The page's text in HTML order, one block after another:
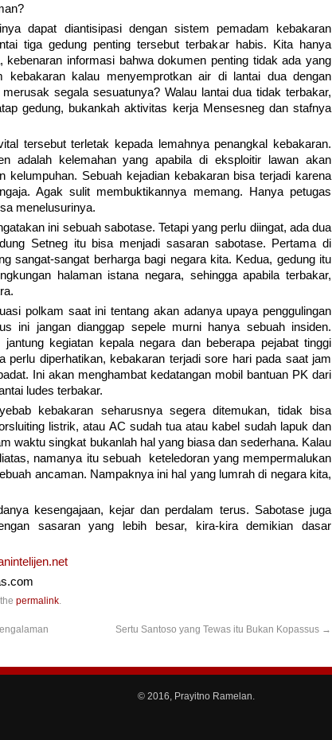
dapat diantisipasi dengan sistem pemadam kebakaran
tiga gedung penting tersebut terbakar habis. Kita hanya
informasi bahwa dokumen penting tidak ada yang
kebakaran kalau menyemprotkan air di lantai dua dengan
segala sesuatunya? Walau lantai dua tidak terbakar,
gedung, bukankah aktivitas kerja Mensesneg dan stafnya
tersebut terletak kepada lemahnya penangkal kebakaran.
adalah kelemahan yang apabila di eksploitir lawan akan
kelumpuhan. Sebuah kejadian kebakaran bisa terjadi karena
Agak sulit membuktikannya memang. Hanya petugas
menelusurinya.
ini sebuah sabotase. Tetapi yang perlu diingat, ada dua
Setneg itu bisa menjadi sasaran sabotase. Pertama di
sangat-sangat berharga bagi negara kita. Kedua, gedung itu
halaman istana negara, sehingga apabila terbakar,
polkam saat ini tentang akan adanya upaya penggulingan
ini jangan dianggap sepele murni hanya sebuah insiden.
kegiatan kepala negara dan beberapa pejabat tinggi
perlu diperhatikan, kebakaran terjadi sore hari pada saat jam
Ini akan menghambat kedatangan mobil bantuan PK dari
ludes terbakar.
kebakaran seharusnya segera ditemukan, tidak bisa
listrik, atau AC sudah tua atau kabel sudah lapuk dan
waktu singkat bukanlah hal yang biasa dan sederhana. Kalau
namanya itu sebuah keteledoran yang mempermalukan
ancaman. Nampaknya ini hal yang lumrah di negara kita,
kesengajaan, kejar dan perdalam terus. Sabotase juga
sasaran yang lebih besar, kira-kira demikian dasar
permalink
Sertu Santoso yang Tewas itu Bukan Kopassus →
© 2016, Prayitno Ramelan.